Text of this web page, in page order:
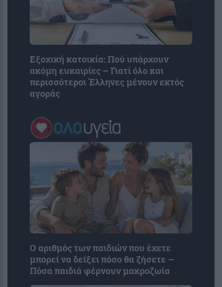
Εξοχική κατοικία: Πού υπάρχουν
ακόμη ευκαιρίες – Γιατί όλο και
περισσότεροι Έλληνες μένουν εκτός
αγοράς
Ο αριθμός των παιδιών που έχετε
μπορεί να δείξει πόσο θα ζήσετε –
Πόσα παιδιά φέρνουν μακροζωία